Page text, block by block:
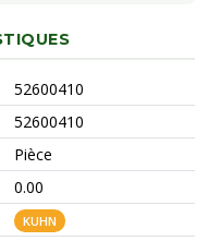
52600410
52600410
Pièce
0.00
KUHN